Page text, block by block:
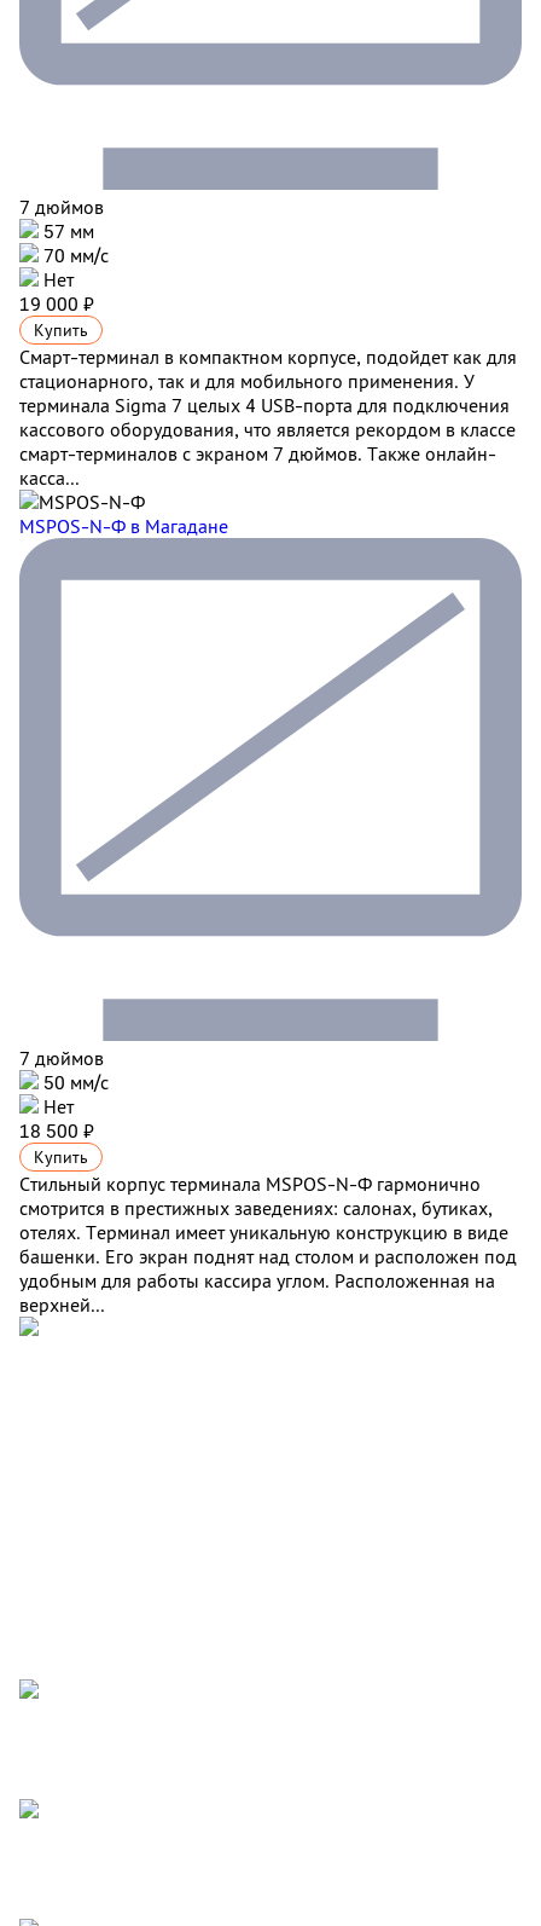
7 дюймов
57 мм
70 мм/с
Нет
19 000 ₽
Купить
Смарт-терминал в компактном корпусе, подойдет как для
стационарного, так и для мобильного применения. У
терминала Sigma 7 целых 4 USB-порта для подключения
кассового оборудования, что является рекордом в классе
смарт-терминалов с экраном 7 дюймов. Также онлайн-
касса...
MSPOS-N-Ф в Магадане
7 дюймов
50 мм/c
Нет
18 500 ₽
Купить
Стильный корпус терминала MSPOS-N-Ф гармонично
смотрится в престижных заведениях: салонах, бутиках,
отелях. Терминал имеет уникальную конструкцию в виде
башенки. Его экран поднят над столом и расположен под
удобным для работы кассира углом. Расположенная на
верхней...